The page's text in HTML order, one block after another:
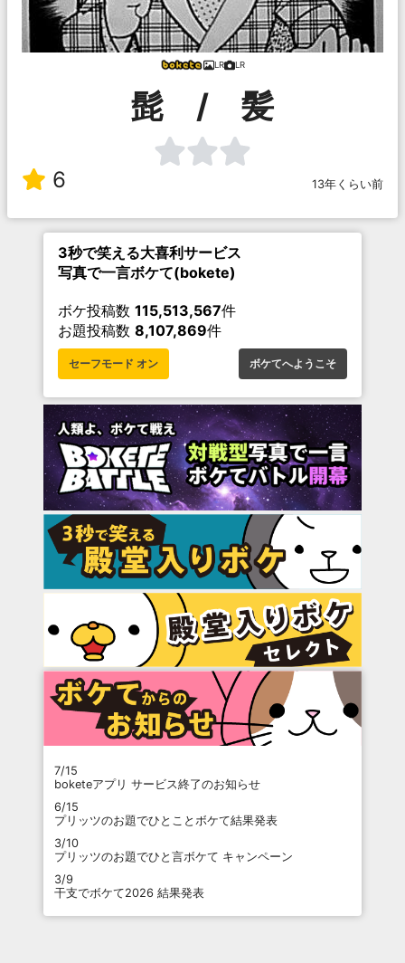
LR LR
髭 / 髪
6 13年くらい前
3秒で笑える大喜利サービス
写真で一言ボケて(bokete)
ボケ投稿数 115,513,567件
お題投稿数 8,107,869件
セーフモード オン ボケてへようこそ
7/15
boketeアプリ サービス終了のお知らせ
6/15
プリッツのお題でひとことボケて結果発表
3/10
プリッツのお題でひと言ボケて キャンペーン
3/9
干支でボケて2026 結果発表